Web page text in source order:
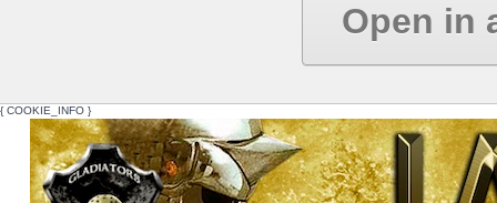
Open in
{ COOKIE_INFO }